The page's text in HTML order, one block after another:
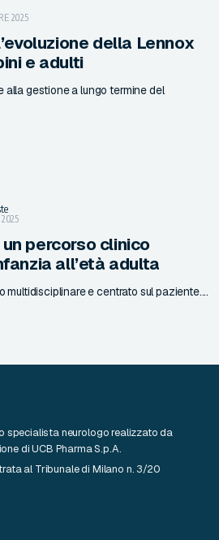
2025
della Lennox
e adulti
gestione a lungo termine del
percorso clinico
all’età adulta
multidisciplinare e centrato sul paziente....
specialista neurologo realizzato da
di UCB Pharma S.p.A.
al Tribunale di Milano n. 3/20